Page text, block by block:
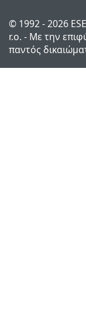
© 1992 - 2026
r.o. - Με την
παντός